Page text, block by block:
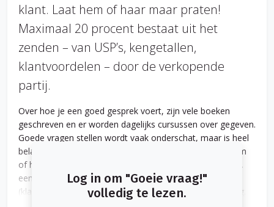
klant. Laat hem of haar maar praten!
Maximaal 20 procent bestaat uit het
zenden – van USP’s, kengetallen,
klantvoordelen – door de verkopende
partij.
Over hoe je een goed gesprek voert, zijn vele boeken
geschreven en er worden dagelijks cursussen over gegeven.
Goede vragen stellen wordt vaak onderschat, maar is heel
belangrijk om jouw gesprekspartner te snappen, van hem
of haar te leren, om het gedrag van iemand te begrijpen,
een (klant)probleem te begrijpen of om met de juiste
(klant)oplossing te komen. Het lijkt – dus – heel erg lastig.
Log in om "Goeie vraag!"
volledig te lezen.